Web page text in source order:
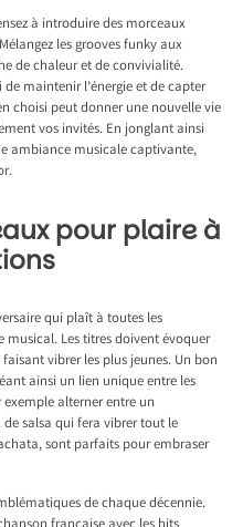
à introduire des morceaux
les grooves funky aux
de chaleur et de convivialité.
maintenir l’énergie et de capter
choisi peut donner une nouvelle vie
vos invités. En jonglant ainsi
ambiance musicale captivante,
pour plaire à
qui plaît à toutes les
Les titres doivent évoquer
vibrer les plus jeunes. Un bon
ainsi un lien unique entre les
alterner entre un
salsa qui fera vibrer tout le
sont parfaits pour embraser
de chaque décennie.